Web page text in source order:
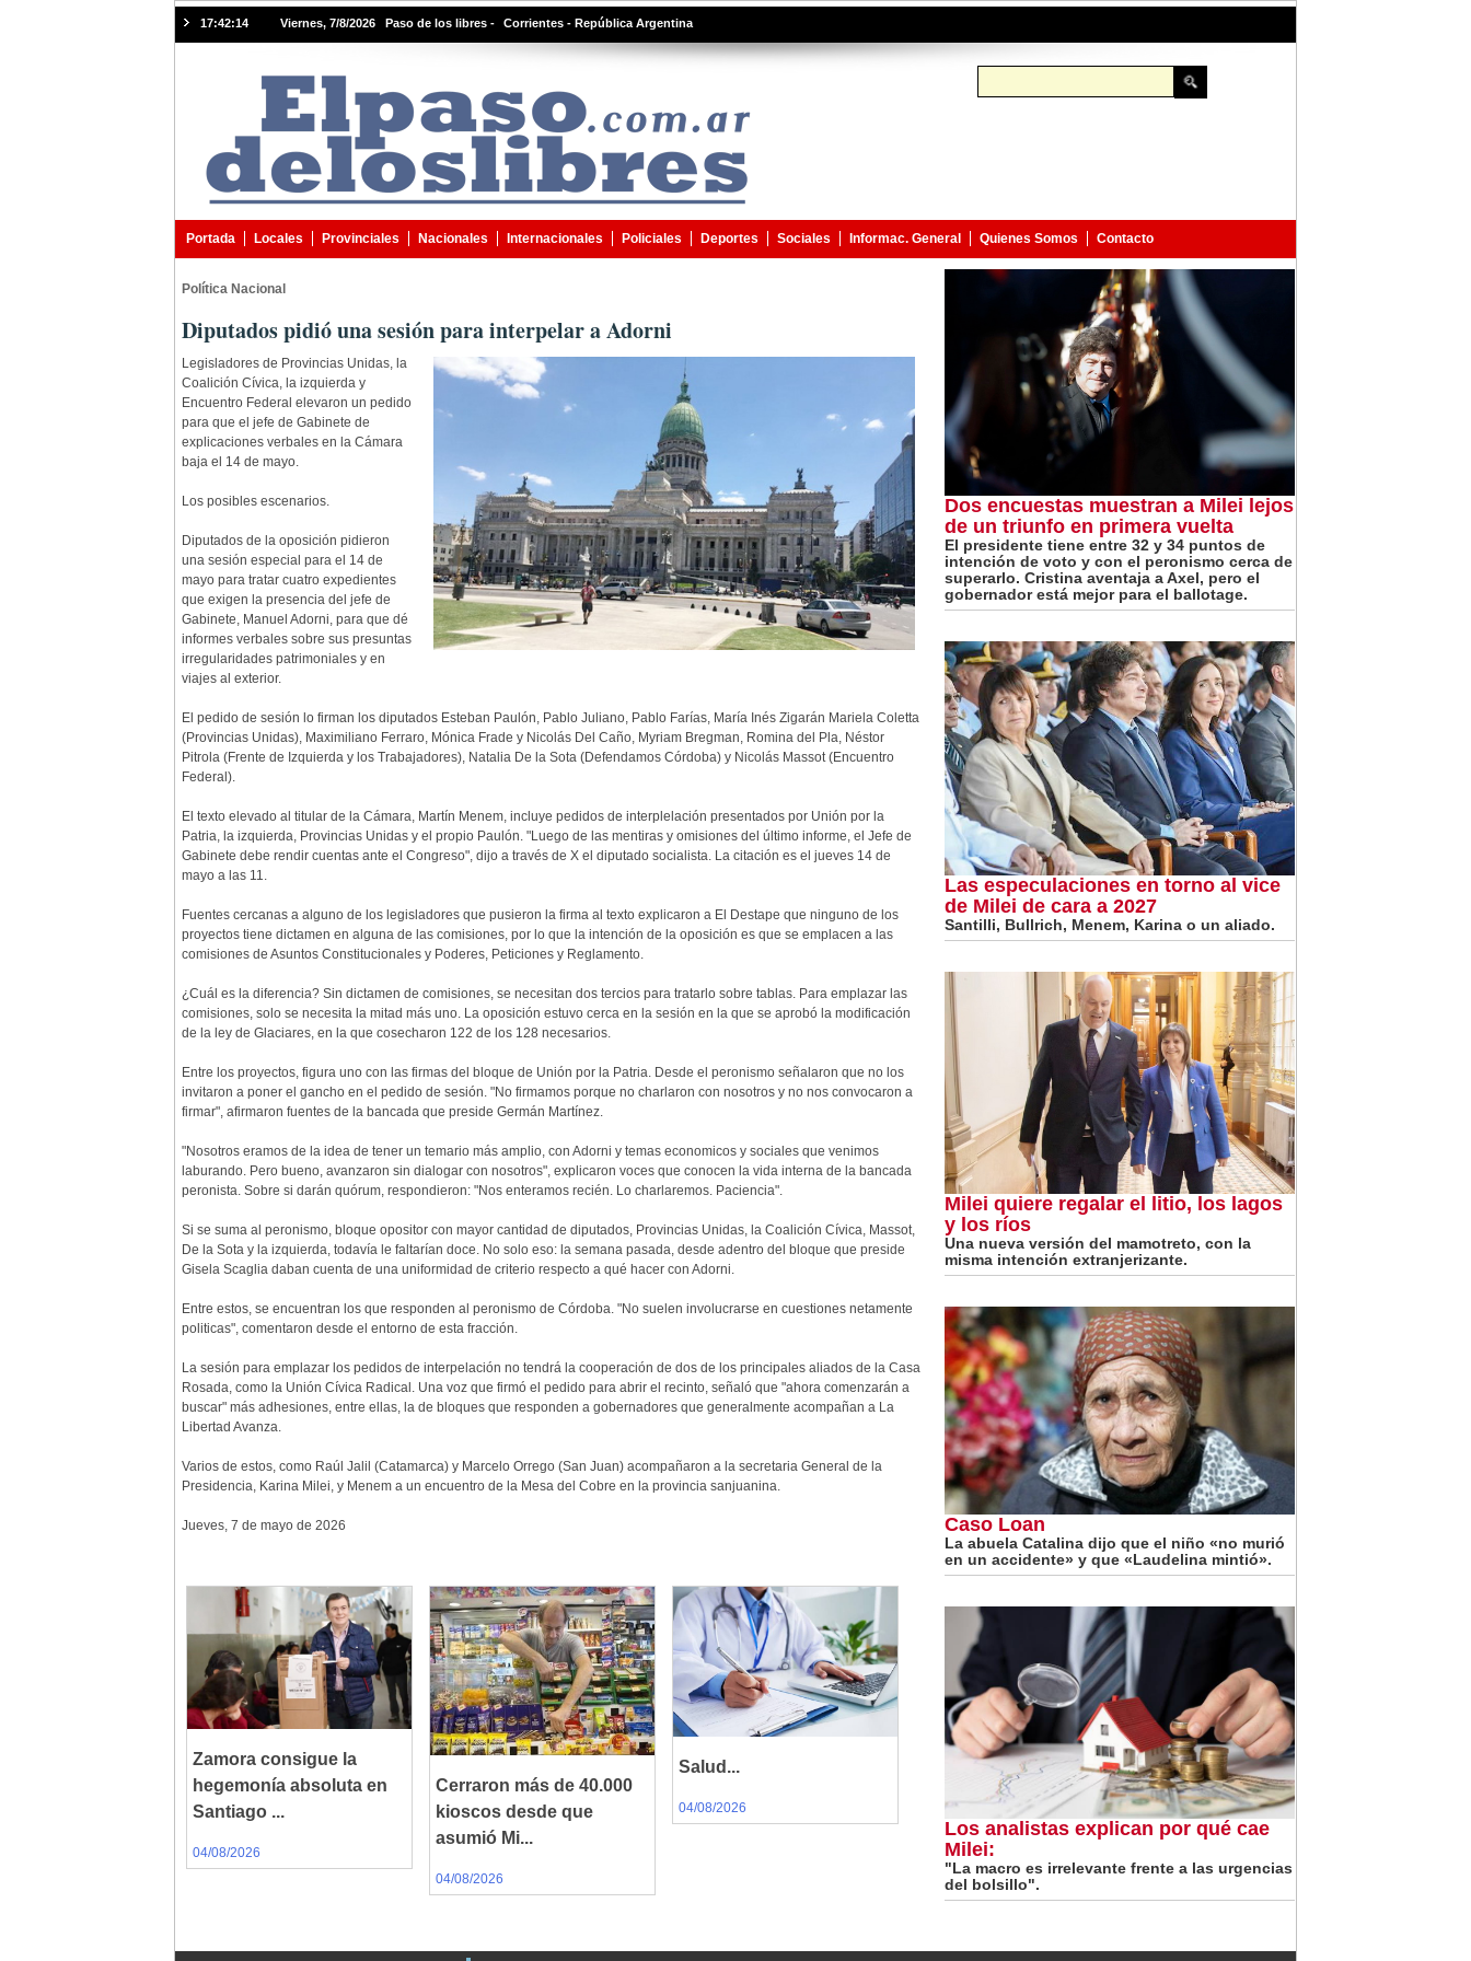
17:42:15 Viernes, 7/8/2026 Paso de los libres - Corrientes - República Argentina
Portada Locales Provinciales Nacionales Internacionales Policiales Deportes Sociales Informac. General Quienes Somos Contacto
Política Nacional
Diputados pidió una sesión para interpelar a Adorni
Legisladores de Provincias Unidas, la
Coalición Cívica, la izquierda y
Encuentro Federal elevaron un pedido
para que el jefe de Gabinete de
explicaciones verbales en la Cámara
baja el 14 de mayo.
Los posibles escenarios.
Diputados de la oposición pidieron
una sesión especial para el 14 de
mayo para tratar cuatro expedientes
que exigen la presencia del jefe de
Gabinete, Manuel Adorni, para que dé
informes verbales sobre sus presuntas
irregularidades patrimoniales y en
viajes al exterior.
El pedido de sesión lo firman los diputados Esteban Paulón, Pablo Juliano, Pablo Farías, María Inés Zigarán Mariela Coletta
(Provincias Unidas), Maximiliano Ferraro, Mónica Frade y Nicolás Del Caño, Myriam Bregman, Romina del Pla, Néstor
Pitrola (Frente de Izquierda y los Trabajadores), Natalia De la Sota (Defendamos Córdoba) y Nicolás Massot (Encuentro
Federal).
El texto elevado al titular de la Cámara, Martín Menem, incluye pedidos de interplelación presentados por Unión por la
Patria, la izquierda, Provincias Unidas y el propio Paulón. "Luego de las mentiras y omisiones del último informe, el Jefe de
Gabinete debe rendir cuentas ante el Congreso", dijo a través de X el diputado socialista. La citación es el jueves 14 de
mayo a las 11.
Fuentes cercanas a alguno de los legisladores que pusieron la firma al texto explicaron a El Destape que ninguno de los
proyectos tiene dictamen en alguna de las comisiones, por lo que la intención de la oposición es que se emplacen a las
comisiones de Asuntos Constitucionales y Poderes, Peticiones y Reglamento.
¿Cuál es la diferencia? Sin dictamen de comisiones, se necesitan dos tercios para tratarlo sobre tablas. Para emplazar las
comisiones, solo se necesita la mitad más uno. La oposición estuvo cerca en la sesión en la que se aprobó la modificación
de la ley de Glaciares, en la que cosecharon 122 de los 128 necesarios.
Entre los proyectos, figura uno con las firmas del bloque de Unión por la Patria. Desde el peronismo señalaron que no los
invitaron a poner el gancho en el pedido de sesión. "No firmamos porque no charlaron con nosotros y no nos convocaron a
firmar", afirmaron fuentes de la bancada que preside Germán Martínez.
"Nosotros eramos de la idea de tener un temario más amplio, con Adorni y temas economicos y sociales que venimos
laburando. Pero bueno, avanzaron sin dialogar con nosotros", explicaron voces que conocen la vida interna de la bancada
peronista. Sobre si darán quórum, respondieron: "Nos enteramos recién. Lo charlaremos. Paciencia".
Si se suma al peronismo, bloque opositor con mayor cantidad de diputados, Provincias Unidas, la Coalición Cívica, Massot,
De la Sota y la izquierda, todavía le faltarían doce. No solo eso: la semana pasada, desde adentro del bloque que preside
Gisela Scaglia daban cuenta de una uniformidad de criterio respecto a qué hacer con Adorni.
Entre estos, se encuentran los que responden al peronismo de Córdoba. "No suelen involucrarse en cuestiones netamente
politicas", comentaron desde el entorno de esta fracción.
La sesión para emplazar los pedidos de interpelación no tendrá la cooperación de dos de los principales aliados de la Casa
Rosada, como la Unión Cívica Radical. Una voz que firmó el pedido para abrir el recinto, señaló que "ahora comenzarán a
buscar" más adhesiones, entre ellas, la de bloques que responden a gobernadores que generalmente acompañan a La
Libertad Avanza.
Varios de estos, como Raúl Jalil (Catamarca) y Marcelo Orrego (San Juan) acompañaron a la secretaria General de la
Presidencia, Karina Milei, y Menem a un encuentro de la Mesa del Cobre en la provincia sanjuanina.
Jueves, 7 de mayo de 2026
Zamora consigue la
hegemonía absoluta en
Santiago ...
04/08/2026
Cerraron más de 40.000
kioscos desde que
asumió Mi...
04/08/2026
Salud...
04/08/2026
Dos encuestas muestran a Milei lejos
de un triunfo en primera vuelta
El presidente tiene entre 32 y 34 puntos de
intención de voto y con el peronismo cerca de
superarlo. Cristina aventaja a Axel, pero el
gobernador está mejor para el ballotage.
Las especulaciones en torno al vice
de Milei de cara a 2027
Santilli, Bullrich, Menem, Karina o un aliado.
Milei quiere regalar el litio, los lagos
y los ríos
Una nueva versión del mamotreto, con la
misma intención extranjerizante.
Caso Loan
La abuela Catalina dijo que el niño «no murió
en un accidente» y que «Laudelina mintió».
Los analistas explican por qué cae
Milei:
"La macro es irrelevante frente a las urgencias
del bolsillo".